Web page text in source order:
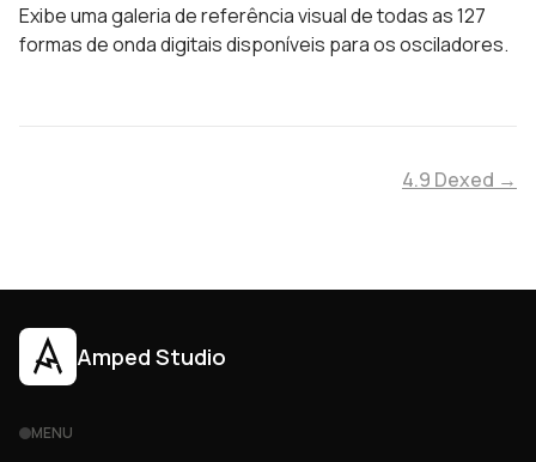
Exibe uma galeria de referência visual de todas as 127
formas de onda digitais disponíveis para os osciladores.
4.9 Dexed →
Amped Studio
MENU